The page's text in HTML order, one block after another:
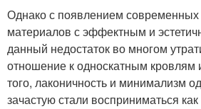
Однако с появлением
материалов с эффектным и
данный недостаток во многом
отношение к односкатным кровлям
того, лаконичность и минимализм
зачастую стали восприниматься